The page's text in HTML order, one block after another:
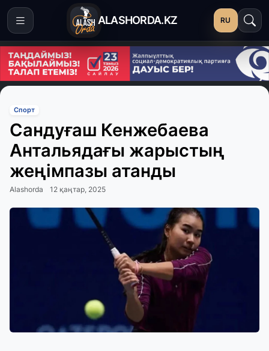
ALASHORDA.KZ RU
Спорт
Сандуғаш Кенжебаева
Антальядағы жарыстың
жеңімпазы атанды
Alashorda 12 қаңтар, 2025